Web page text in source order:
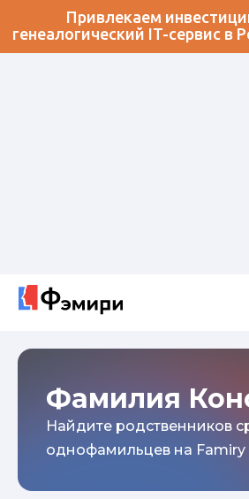
Привлекаем
генеалогический IT-сервис в
Фамилия
Найдите родственников
однофамильцев на Famiry